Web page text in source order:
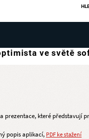
ve světě
prezentace, které představují
popis aplikací, PDF ke stažení